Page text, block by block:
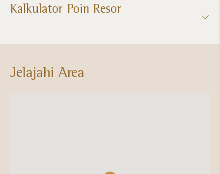
Kalkulator Poin Resor​
Jelajahi Area